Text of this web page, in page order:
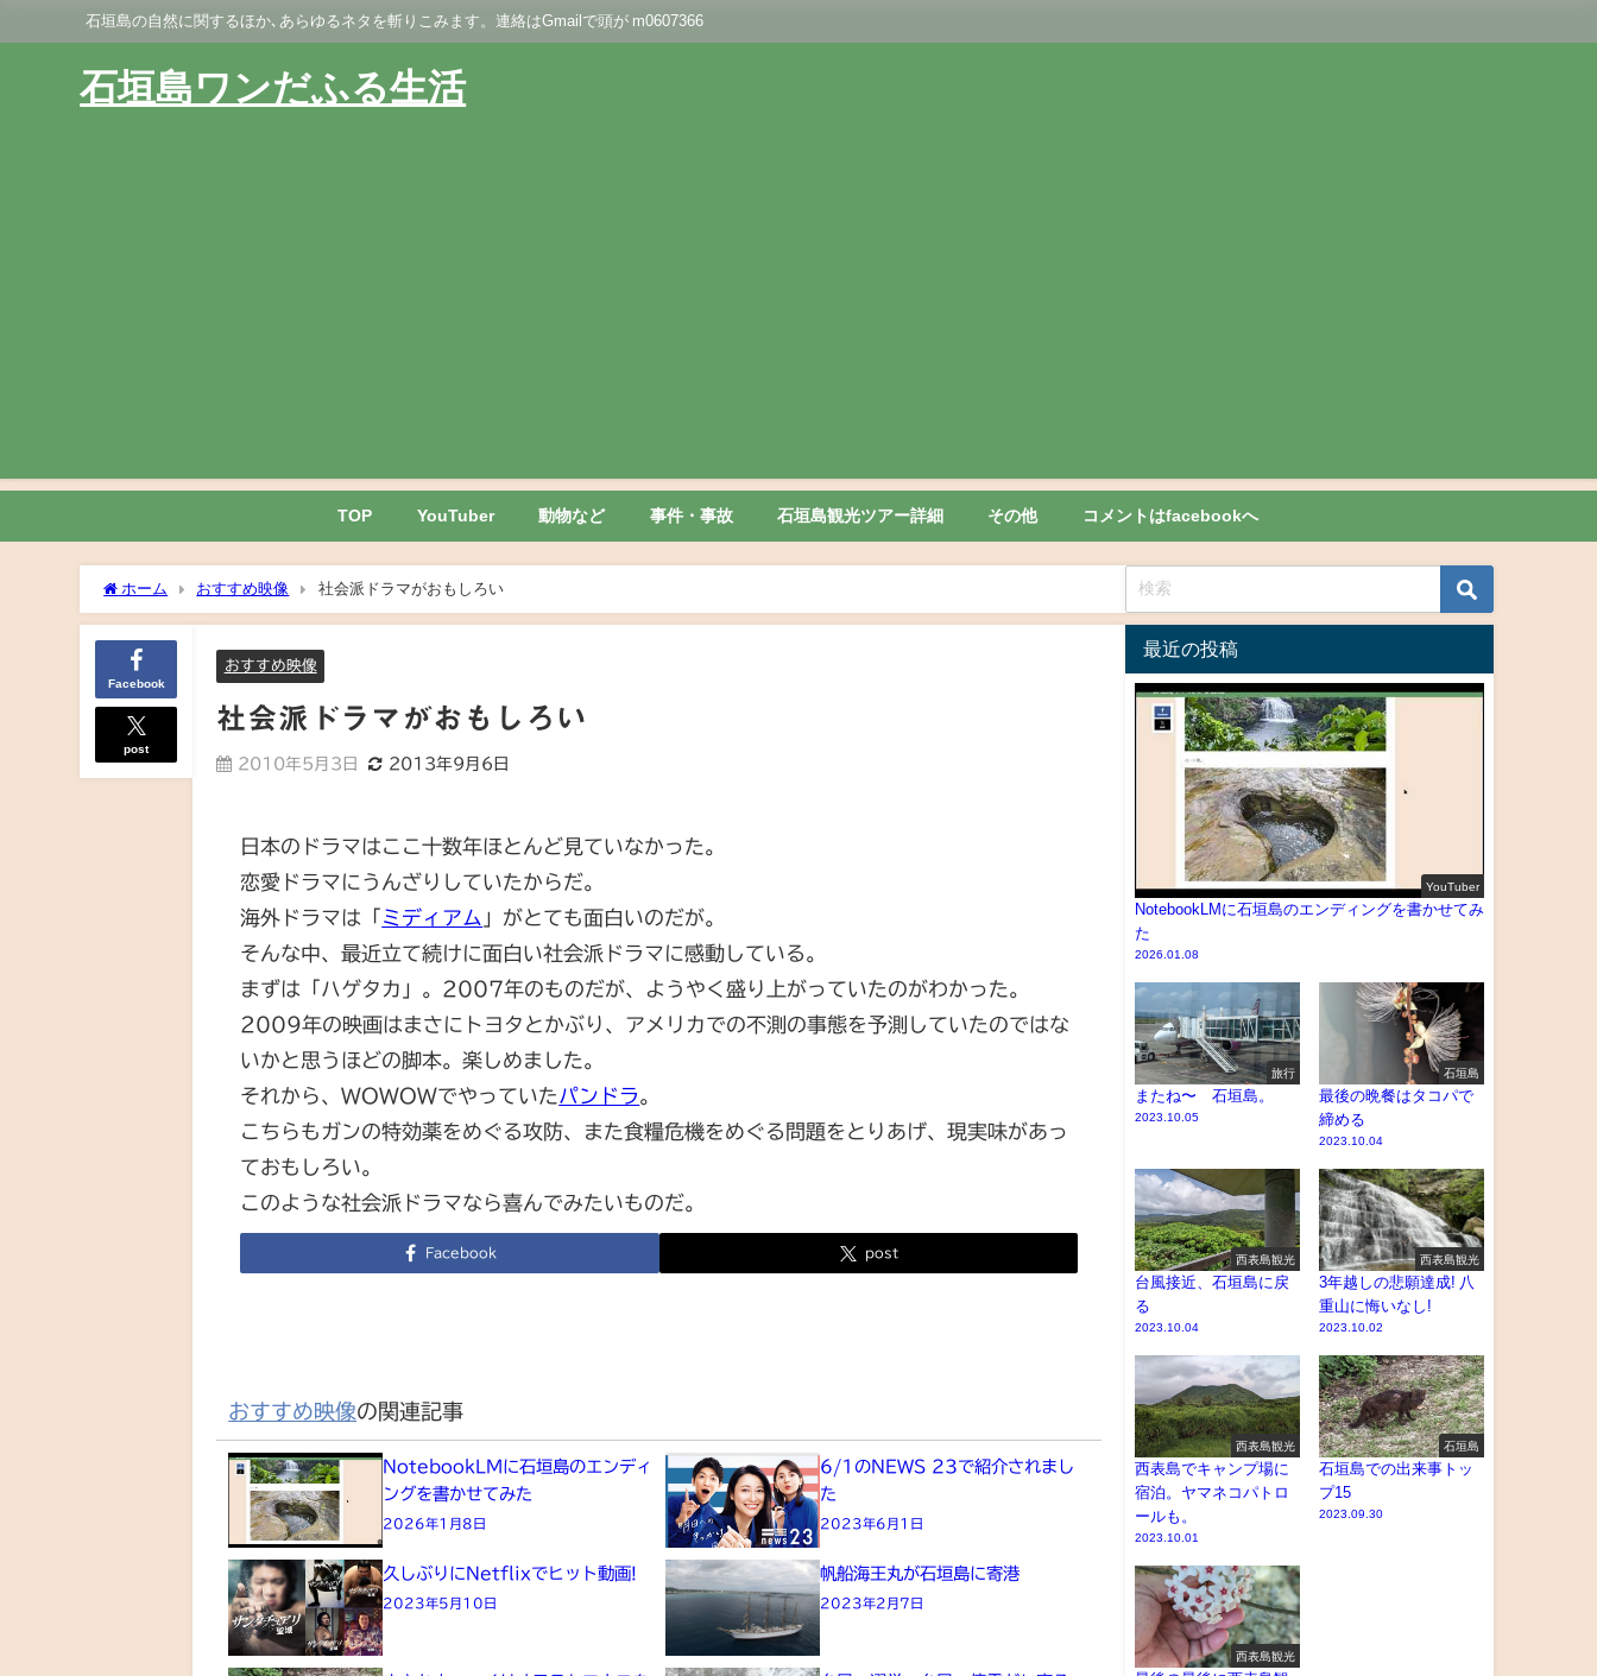
石垣島の自然に関するほか､あらゆるネタを斬りこみます。連絡はGmailで頭が m0607366
石垣島ワンだふる生活
TOP YouTuber 動物など 事件・事故 石垣島観光ツアー詳細 その他 コメントはfacebookへ
ホーム おすすめ映像 社会派ドラマがおもしろい
Facebook
post
おすすめ映像
社会派ドラマがおもしろい
2010年5月3日 2013年9月6日
日本のドラマはここ十数年ほとんど見ていなかった。
恋愛ドラマにうんざりしていたからだ。
海外ドラマは「
ミディアム 」がとても面白いのだが。
そんな中、最近立て続けに面白い社会派ドラマに感動している。
まずは「ハゲタカ」。2007年のものだが、ようやく盛り上がっていたのがわかった。
2009年の映画はまさにトヨタとかぶり、アメリカでの不測の事態を予測していたのではな
いかと思うほどの脚本。楽しめました。
それから、WOWOWでやっていた パンドラ。
こちらもガンの特効薬をめぐる攻防、また食糧危機をめぐる問題をとりあげ、現実味があっ
ておもしろい。
このような社会派ドラマなら喜んでみたいものだ。
Facebook post
おすすめ映像の関連記事
NotebookLMに石垣島のエンディ
ングを書かせてみた
2026年1月8日
6/1のNEWS 23で紹介されまし
た
2023年6月1日
久しぶりにNetflixでヒット動画!
2023年5月10日
帆船海王丸が石垣島に寄港
2023年2月7日
最近の投稿
YouTuber
NotebookLMに石垣島のエンディングを書かせてみ
た
2026.01.08
旅行
またね〜 石垣島。
2023.10.05
石垣島
最後の晩餐はタコパで
締める
2023.10.04
西表島観光
台風接近、石垣島に戻
る
2023.10.04
西表島観光
3年越しの悲願達成! 八
重山に悔いなし!
2023.10.02
西表島観光
西表島でキャンプ場に
宿泊。ヤマネコパトロ
ールも。
2023.10.01
石垣島
石垣島での出来事トッ
プ15
2023.09.30
西表島観光